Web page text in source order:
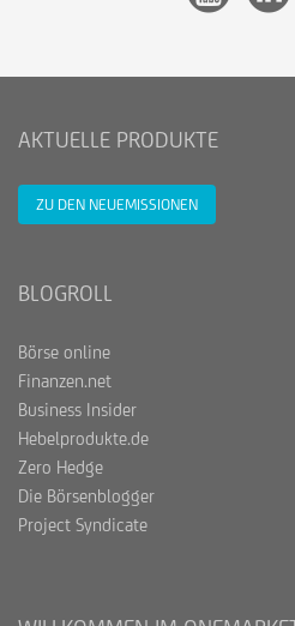
AKTUELLE PRODUKTE
ZU DEN NEUEMISSIONEN
BLOGROLL
Börse online
Finanzen.net
Business Insider
Hebelprodukte.de
Zero Hedge
Die Börsenblogger
Project Syndicate